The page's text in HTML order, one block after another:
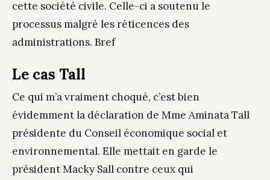
cette société civile. Celle-ci a soutenu le
processus malgré les réticences des
administrations. Bref
Le cas Tall
Ce qui m’a vraiment choqué, c’est bien
évidemment la déclaration de Mme Aminata Tall
présidente du Conseil économique social et
environnemental. Elle mettait en garde le
président Macky Sall contre ceux qui